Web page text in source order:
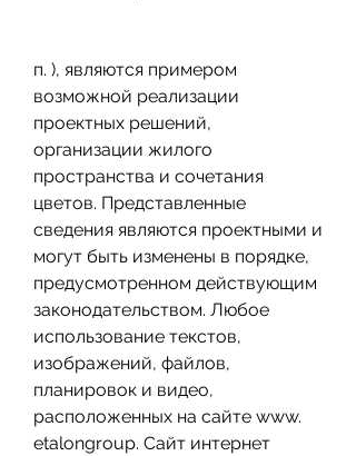
п. ), являются примером
возможной реализации
проектных решений,
организации жилого
пространства и сочетания
цветов. Представленные
сведения являются проектными и
могут быть изменены в порядке,
предусмотренном действующим
законодательством. Любое
использование текстов,
изображений, файлов,
планировок и видео,
расположенных на сайте www.
etalongroup. Сайт интернет